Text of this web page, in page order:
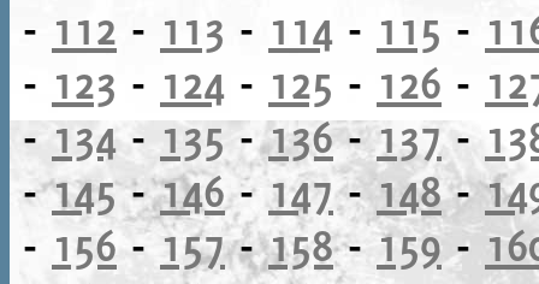
- 112 - 113 - 114 - 115 -
- 123 - 124 - 125 - 126 -
-134-135-136-137-
-145-146-147-148-
- 156 - 157-158-159-